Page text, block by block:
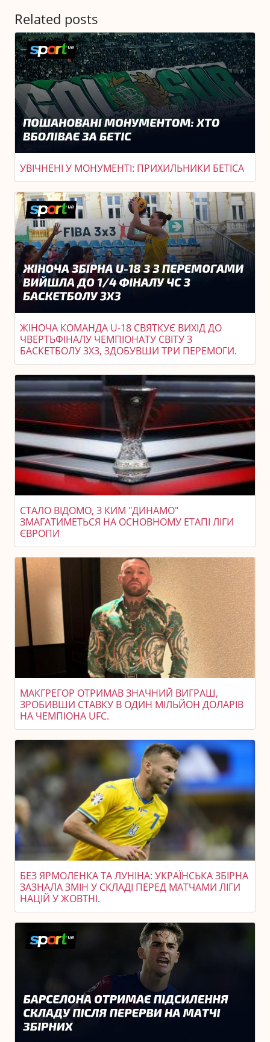
Related posts
УВІЧНЕНІ У МОНУМЕНТІ: ПРИХИЛЬНИКИ БЕТІСА
ЖІНОЧА КОМАНДА U-18 СВЯТКУЄ ВИХІД ДО
ЧВЕРТЬФІНАЛУ ЧЕМПІОНАТУ СВІТУ З
БАСКЕТБОЛУ 3X3, ЗДОБУВШИ ТРИ ПЕРЕМОГИ.
СТАЛО ВІДОМО, З КИМ "ДИНАМО"
ЗМАГАТИМЕТЬСЯ НА ОСНОВНОМУ ЕТАПІ ЛІГИ
ЄВРОПИ
МАКГРЕГОР ОТРИМАВ ЗНАЧНИЙ ВИГРАШ,
ЗРОБИВШИ СТАВКУ В ОДИН МІЛЬЙОН ДОЛАРІВ
НА ЧЕМПІОНА UFC.
БЕЗ ЯРМОЛЕНКА ТА ЛУНІНА: УКРАЇНСЬКА ЗБІРНА
ЗАЗНАЛА ЗМІН У СКЛАДІ ПЕРЕД МАТЧАМИ ЛІГИ
НАЦІЙ У ЖОВТНІ.